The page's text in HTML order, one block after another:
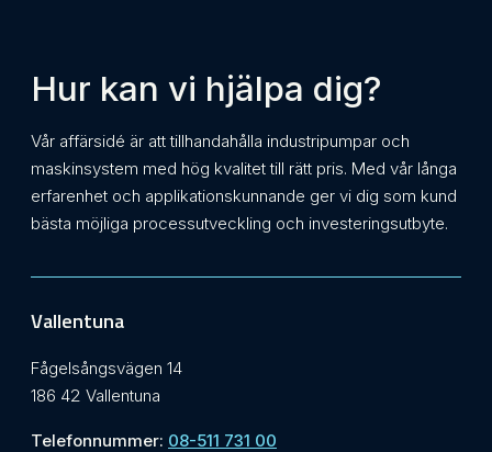
Hur kan vi hjälpa dig?
Vår affärsidé är att tillhandahålla industripumpar och
maskinsystem med hög kvalitet till rätt pris. Med vår långa
erfarenhet och applikationskunnande ger vi dig som kund
bästa möjliga processutveckling och investeringsutbyte.
Vallentuna
Fågelsångsvägen 14
186 42 Vallentuna
Telefonnummer: 08-511 731 00